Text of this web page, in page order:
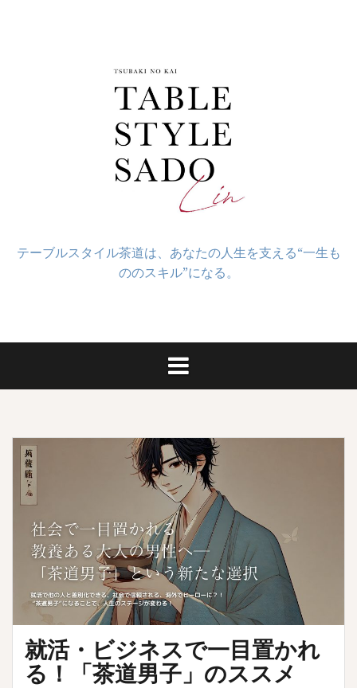
テーブルスタイル茶道は、あなたの人生を支える“一生も
ののスキル”になる。
就活・ビジネスで一目置かれ
る！「茶道男子」のススメ